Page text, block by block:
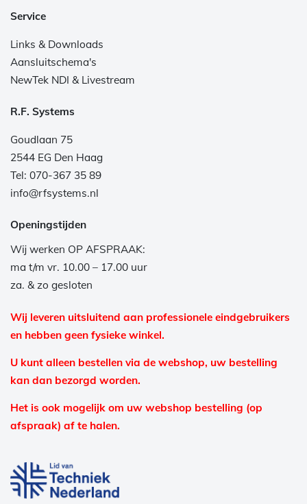
Service
Links & Downloads
Aansluitschema's
NewTek NDI & Livestream
R.F. Systems
Goudlaan 75
2544 EG Den Haag
Tel: 070-367 35 89
info@rfsystems.nl
Openingstijden
Wij werken OP AFSPRAAK:
ma t/m vr. 10.00 – 17.00 uur
za. & zo gesloten
Wij leveren uitsluitend aan professionele eindgebruikers
en hebben geen fysieke winkel.
U kunt alleen bestellen via de webshop, uw bestelling
kan dan bezorgd worden.
Het is ook mogelijk om uw webshop bestelling (op
afspraak) af te halen.